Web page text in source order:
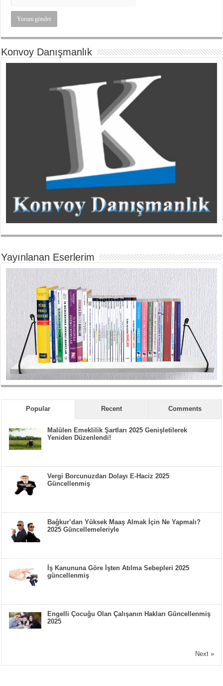
Konvoy Danışmanlık
Yayınlanan Eserlerim
Popular Recent Comments
Malülen Emeklilik Şartları 2025 Genişletilerek
Yeniden Düzenlendi!
Vergi Borcunuzdan Dolayı E-Haciz 2025
Güncellenmiş
Bağkur’dan Yüksek Maaş Almak İçin Ne Yapmalı?
2025 Güncellemeleriyle
İş Kanununa Göre İşten Atılma Sebepleri 2025
güncellenmiş
Engelli Çocuğu Olan Çalışanın Hakları Güncellenmiş
2025
Next »